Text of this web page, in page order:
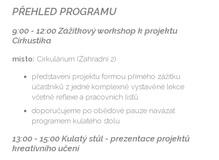
PŘEHLED PROGRAMU
9:00 - 12:00Zážitkový workshop k projektu
Cirkustika
místo: Cirkulárium (Zahradní 2)
představení projektu formou přímého zážitku
účastníků z jedné komplexně vystavěné lekce
včetně reflexe a pracovních listů
doporučujeme po obědové pauze navázat
programem kulatého stolu
13:00 - 15:00 Kulatý stůl - prezentace projektů
kreativního učení